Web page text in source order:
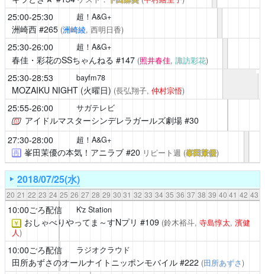
25:00-25:30 超！A&G+
洲崎西#265 (洲崎綾, 西明日香)
25:30-26:00 超！A&G+
春佳・彩花のSSちゃんねる #147 (照井春佳, 諏訪彩花)
25:30-28:53 bayfm78
MOZAIKU NIGHT (火曜日) (長弘翔子, 仲村宗悟)
25:55-26:00 サガテレビ
アイドルマスターシンデレラガールズ劇場#30
27:30-28:00
超！A&G+
再 峯田茉優の本気！アニラブ#20 リピート週 (峯田茉優)
2018/07/25(水)
20 21 22 23 24 25 26 27 28 29 30 31 32 33 34 35 36 37 38 39 40 41 42 43
10:00ごろ配信 K'z Station
￥ おしゃべりやってま～すNプリ #109 (鈴木裕斗, 寺島惇太, 濱健
人)
10:00ごろ配信 ラジオクラウド
田所あずさのオールナイトニッポンモバイル#222 (田所あずさ)